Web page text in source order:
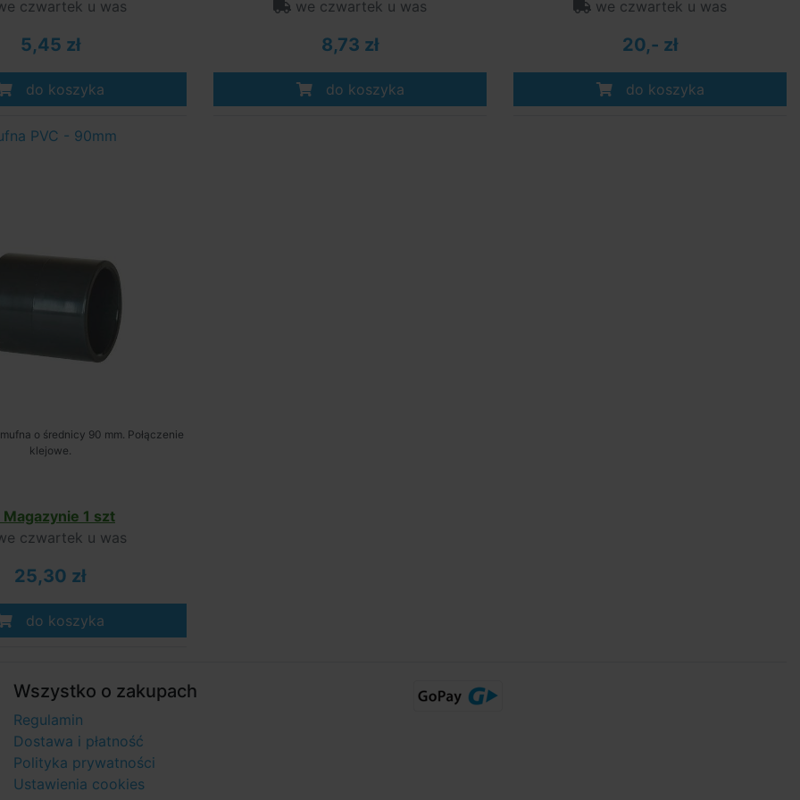
czwartek u was
5,45 zł
do koszyka
we czwartek u was
8,73 zł
do koszyka
we czwartek u was
20,- zł
do koszyka
PVC - 90mm
o średnicy 90 mm. Połączenie
klejowe.
Magazynie 1 szt
czwartek u was
25,30 zł
do koszyka
Wszystko o zakupach
Regulamin
Dostawa i płatność
Polityka prywatności
Ustawienia cookies